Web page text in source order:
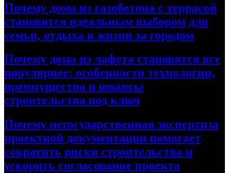
Почему дома из газобетона с террасой
становятся идеальным выбором для
семьи, отдыха и жизни за городом
Почему дома из лафета становятся все
популярнее: особенности технологии,
преимущества и нюансы
строительства под ключ
Почему негосударственная экспертиза
проектной документации помогает
сократить риски строительства и
ускорить согласование проекта